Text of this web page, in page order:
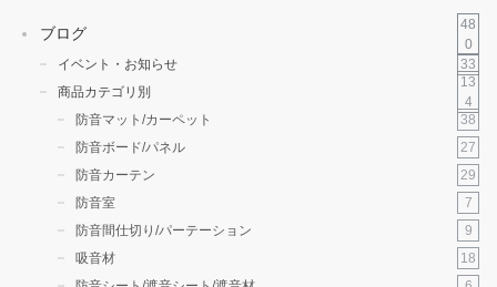
ブログ
48
0
イベント・お知らせ
33
商品カテゴリ別
13
4
防音マット/カーペット
38
防音ボード/パネル
27
防音カーテン
29
防音室
7
防音間仕切り/パーテーション
9
吸音材
18